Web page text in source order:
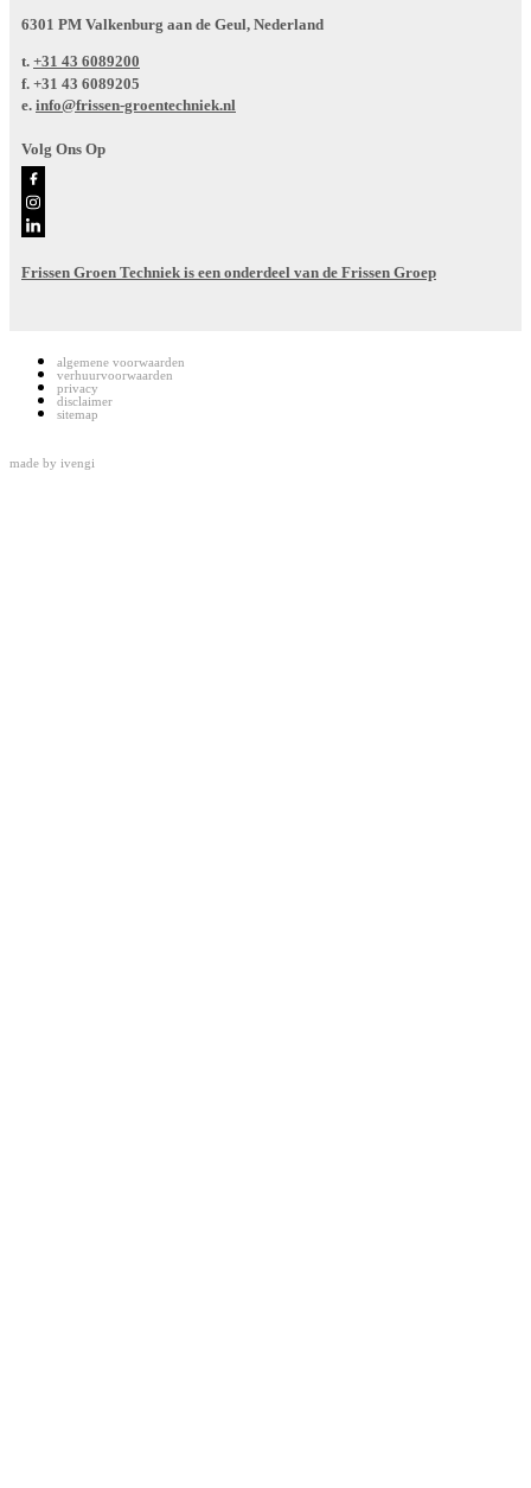
6301 PM Valkenburg aan de Geul, Nederland
t. +31 43 6089200
f. +31 43 6089205
e. info@frissen-groentechniek.nl
Volg Ons Op
Frissen Groen Techniek is een onderdeel van de Frissen Groep
algemene voorwaarden
verhuurvoorwaarden
privacy
disclaimer
sitemap
made by ivengi